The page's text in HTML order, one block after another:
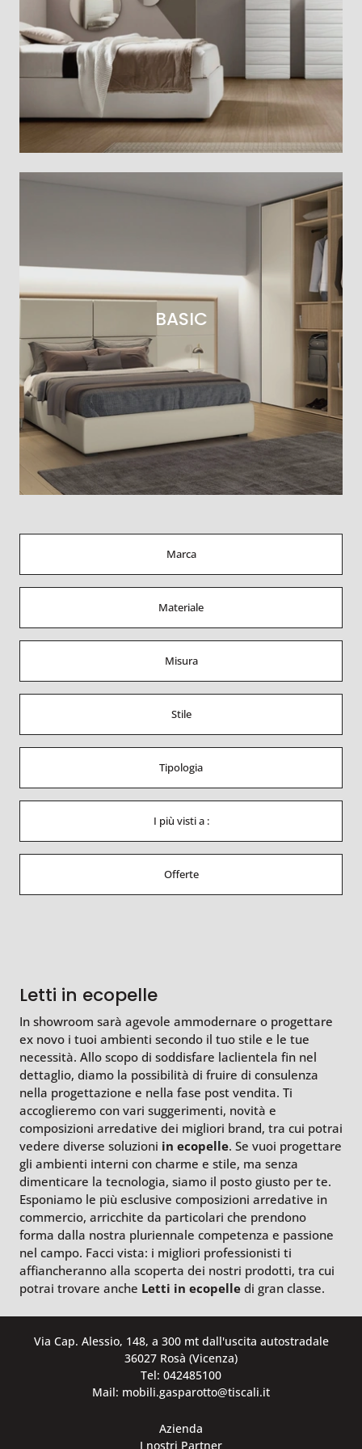
Marca
Materiale
Misura
Stile
Tipologia
I più visti a :
Offerte
BASIC
Letti in ecopelle
In showroom sarà agevole ammodernare o progettare
ex novo i tuoi ambienti secondo il tuo stile e le tue
necessità. Allo scopo di soddisfare laclientela fin nel
dettaglio, diamo la possibilità di fruire di consulenza
nella progettazione e nella fase post vendita. Ti
accoglieremo con vari suggerimenti, novità e
composizioni arredative dei migliori brand, tra cui potrai
vedere diverse soluzioni in ecopelle. Se vuoi progettare
gli ambienti interni con charme e stile, ma senza
dimenticare la tecnologia, siamo il posto giusto per te.
Esponiamo le più esclusive composizioni arredative in
commercio, arricchite da particolari che prendono
forma dalla nostra pluriennale competenza e passione
nel campo. Facci vista: i migliori professionisti ti
affiancheranno alla scoperta dei nostri prodotti, tra cui
potrai trovare anche Letti in ecopelle di gran classe.
Via Cap. Alessio, 148, a 300 mt dall'uscita autostradale
36027 Rosà (Vicenza)
Tel: 042485100
Mail: mobili.gasparotto@tiscali.it
Azienda
I nostri Partner